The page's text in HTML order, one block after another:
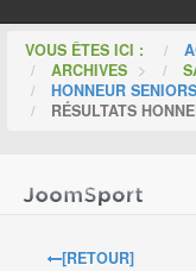
VOUS ÊTES ICI :
ARCHIVES >
HONNEUR SENIORS
RÉSULTATS
[RETOUR]